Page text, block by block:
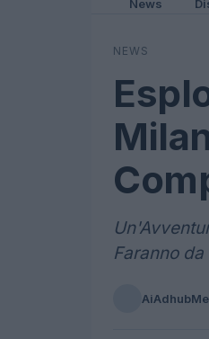
News
NEWS
Faranno